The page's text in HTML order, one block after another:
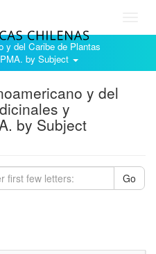
y del Caribe de Plantas
by Subject
y del
y
by Subject
Go